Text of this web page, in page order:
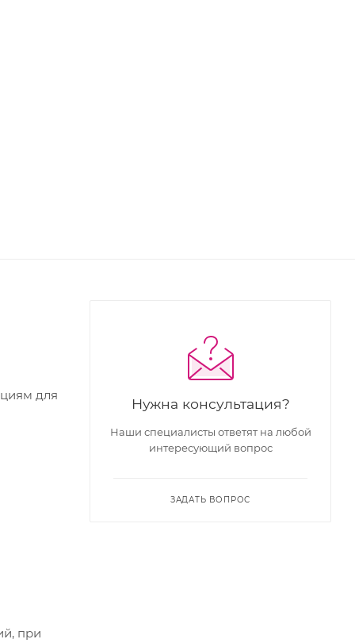
для
при
Нужна консультация?
Наши специалисты ответят на любой
интересующий вопрос
ЗАДАТЬ ВОПРОС